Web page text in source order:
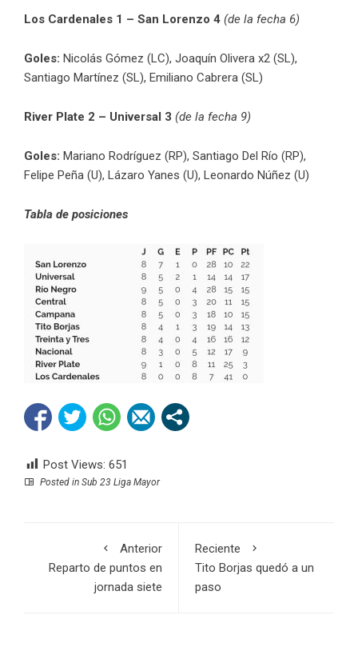
Los Cardenales 1 – San Lorenzo 4 (de la fecha 6)
Goles: Nicolás Gómez (LC), Joaquín Olivera x2 (SL),
Santiago Martínez (SL), Emiliano Cabrera (SL)
River Plate 2 – Universal 3 (de la fecha 9)
Goles: Mariano Rodríguez (RP), Santiago Del Río (RP),
Felipe Peña (U), Lázaro Yanes (U), Leonardo Núñez (U)
Tabla de posiciones
Post Views: 651
Posted in Sub 23 Liga Mayor
Anterior
Reparto de puntos en
jornada siete
Reciente
Tito Borjas quedó a un
paso